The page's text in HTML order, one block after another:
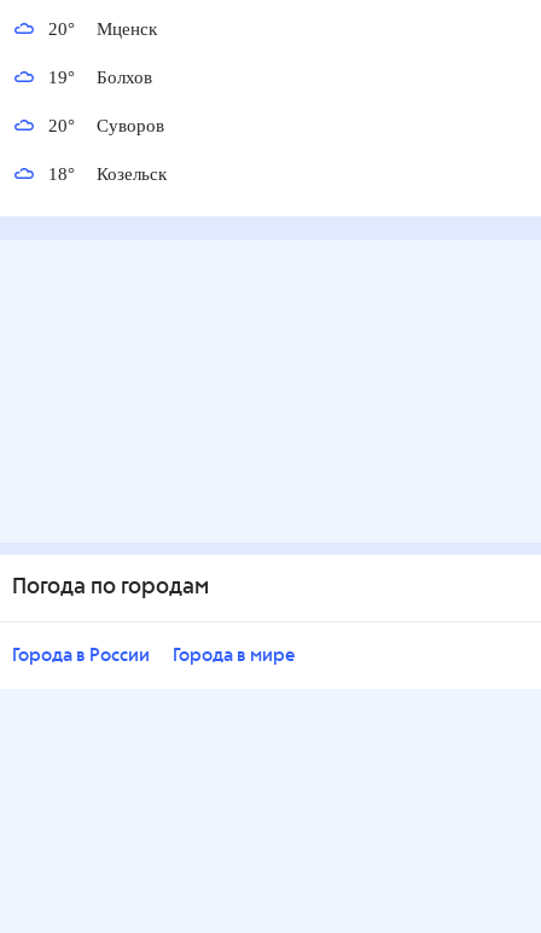
20° Мценск
19° Болхов
20° Суворов
18° Козельск
Погода по городам
Города в России Города в мире